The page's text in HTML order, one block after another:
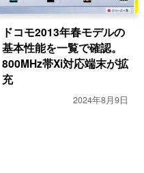
ドコモ2013年春モデルの
基本性能を一覧で確認。
800MHz帯Xi対応端末が拡
充
2024年8月9日